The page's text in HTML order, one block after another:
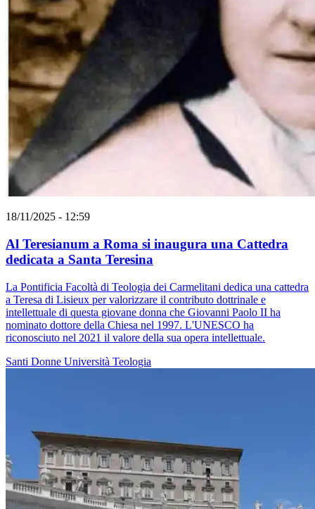
18/11/2025 - 12:59
Al Teresianum a Roma si inaugura una Cattedra
dedicata a Santa Teresina
La Pontificia Facoltà di Teologia dei Carmelitani dedica una cattedra
a Teresa di Lisieux per valorizzare il contributo dottrinale e
intellettuale di questa giovane donna che Giovanni Paolo II ha
nominato dottore della Chiesa nel 1997. L'UNESCO ha
riconosciuto nel 2021 il valore della sua opera intellettuale.
Santi Donne Università Teologia